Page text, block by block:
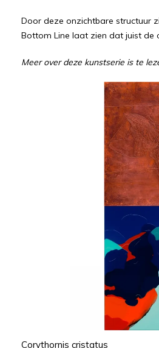
Door deze onzichtbare structuur
Bottom Line laat zien dat juist de
Meer over deze kunstserie is te
Corythornis cristatus